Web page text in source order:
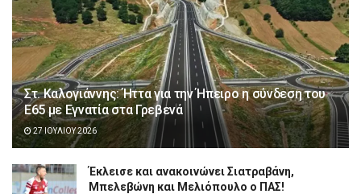
Στ. Καλογιάννης: Ήττα για την Ήπειρο η σύνδεση του
Ε65 με Εγνατία στα Γρεβενά
27 ΙΟΥΛΊΟΥ 2026
Έκλεισε και ανακοινώνει Σιατραβάνη,
Μπελεβώνη και Μελιόπουλο ο ΠΑΣ!